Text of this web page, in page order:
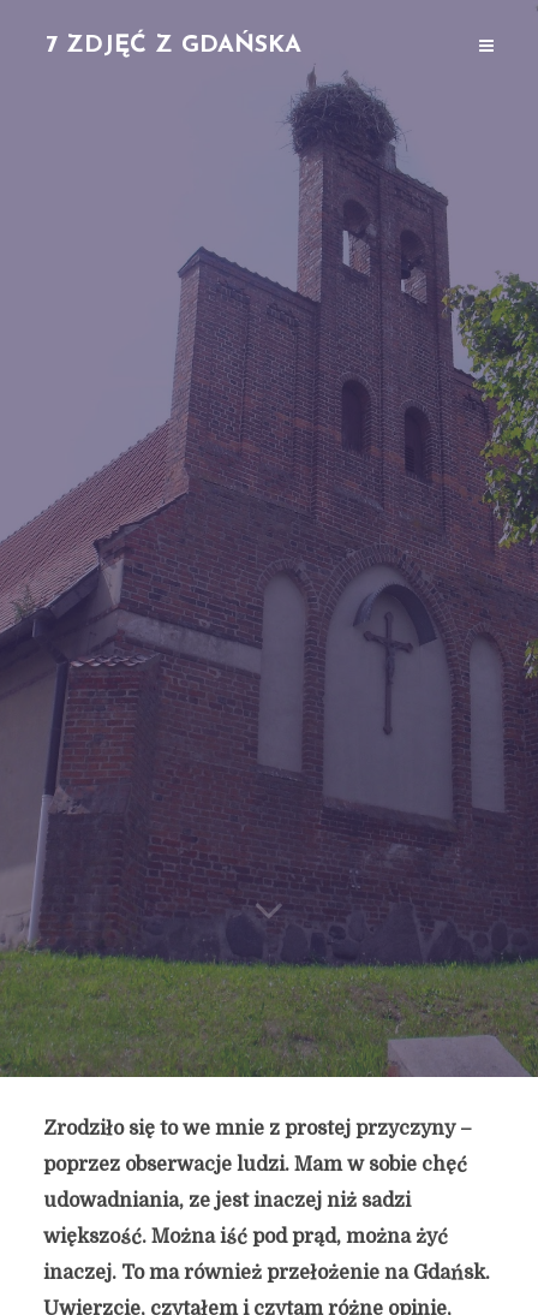
7 ZDJĘĆ Z GDAŃSKA
Zrodziło się to we mnie z prostej przyczyny –
poprzez obserwacje ludzi. Mam w sobie chęć
udowadniania, ze jest inaczej niż sadzi
większość. Można iść pod prąd, można żyć
inaczej. To ma również przełożenie na Gdańsk.
Uwierzcie, czytałem i czytam różne opinie,